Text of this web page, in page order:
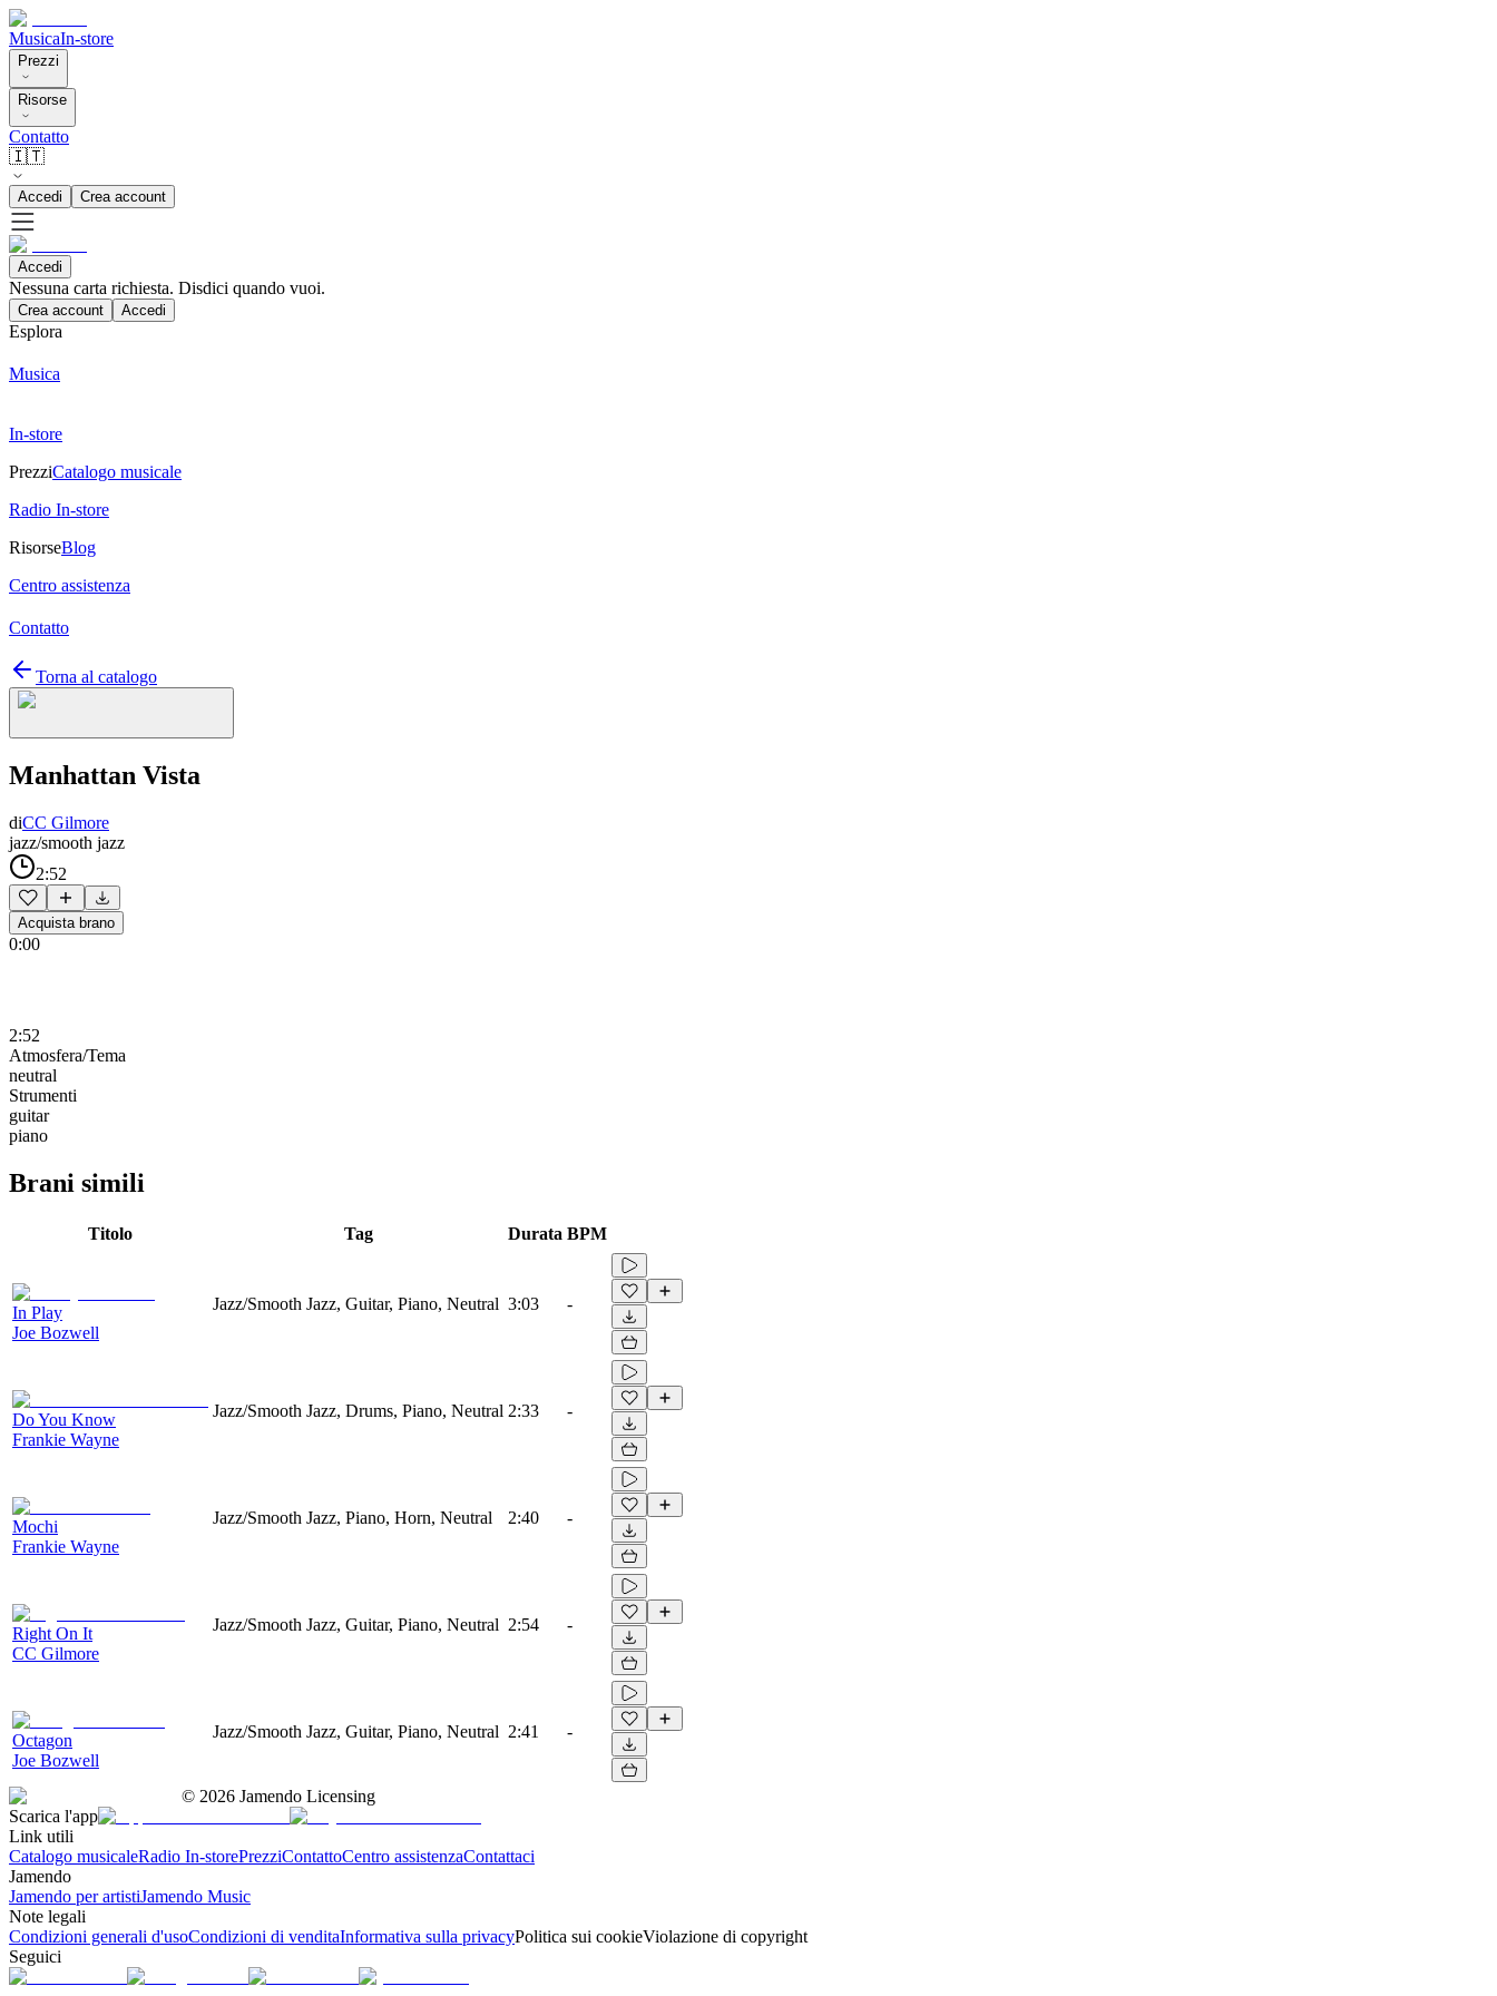
MusicaIn-store
Prezzi
Risorse
Contatto
🇮🇹
Accedi Crea account
Accedi
Nessuna carta richiesta. Disdici quando vuoi.
Crea account Accedi
Esplora
Musica
In-store
PrezziCatalogo musicale
Radio In-store
RisorseBlog
Centro assistenza
Contatto
Torna al catalogo
Manhattan Vista
diCC Gilmore
jazz/smooth jazz
2:52
Acquista brano
0:00
2:52
Atmosfera/Tema
neutral
Strumenti
guitar
piano
Brani simili
Titolo Tag Durata BPM
In Play
Joe Bozwell
Jazz/Smooth Jazz, Guitar, Piano, Neutral 3:03 -
Do You Know
Frankie Wayne
Jazz/Smooth Jazz, Drums, Piano, Neutral 2:33 -
Mochi
Frankie Wayne
Jazz/Smooth Jazz, Piano, Horn, Neutral 2:40 -
Right On It
CC Gilmore
Jazz/Smooth Jazz, Guitar, Piano, Neutral 2:54 -
Octagon
Joe Bozwell
Jazz/Smooth Jazz, Guitar, Piano, Neutral 2:41 -
© 2026 Jamendo Licensing
Scarica l'app
Link utili
Catalogo musicaleRadio In-storePrezziContattoCentro assistenzaContattaci
Jamendo
Jamendo per artistiJamendo Music
Note legali
Condizioni generali d'usoCondizioni di venditaInformativa sulla privacyPolitica sui cookieViolazione di copyright
Seguici